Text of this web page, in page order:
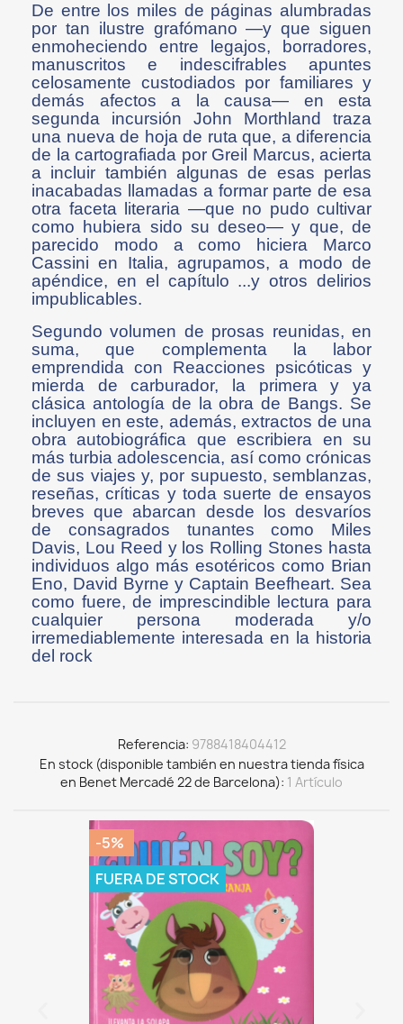
De entre los miles de páginas alumbradas
por tan ilustre grafómano —y que siguen
enmoheciendo entre legajos, borradores,
manuscritos e indescifrables apuntes
celosamente custodiados por familiares y
demás afectos a la causa— en esta
segunda incursión John Morthland traza
una nueva de hoja de ruta que, a diferencia
de la cartografiada por Greil Marcus, acierta
a incluir también algunas de esas perlas
inacabadas llamadas a formar parte de esa
otra faceta literaria —que no pudo cultivar
como hubiera sido su deseo— y que, de
parecido modo a como hiciera Marco
Cassini en Italia, agrupamos, a modo de
apéndice, en el capítulo ...y otros delirios
impublicables.
Segundo volumen de prosas reunidas, en
suma, que complementa la labor
emprendida con Reacciones psicóticas y
mierda de carburador, la primera y ya
clásica antología de la obra de Bangs. Se
incluyen en este, además, extractos de una
obra autobiográfica que escribiera en su
más turbia adolescencia, así como crónicas
de sus viajes y, por supuesto, semblanzas,
reseñas, críticas y toda suerte de ensayos
breves que abarcan desde los desvaríos
de consagrados tunantes como Miles
Davis, Lou Reed y los Rolling Stones hasta
individuos algo más esotéricos como Brian
Eno, David Byrne y Captain Beefheart. Sea
como fuere, de imprescindible lectura para
cualquier persona moderada y/o
irremediablemente interesada en la historia
del rock
Referencia 9788418404412
En stock (disponible también en nuestra tienda física
en Benet Mercadé 22 de Barcelona) 1 Artículo
-5%
FUERA DE STOCK